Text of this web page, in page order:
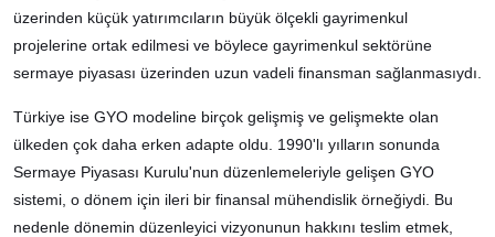
üzerinden küçük yatırımcıların büyük ölçekli gayrimenkul
projelerine ortak edilmesi ve böylece gayrimenkul sektörüne
sermaye piyasası üzerinden uzun vadeli finansman sağlanmasıydı.
Türkiye ise GYO modeline birçok gelişmiş ve gelişmekte olan
ülkeden çok daha erken adapte oldu. 1990'lı yılların sonunda
Sermaye Piyasası Kurulu'nun düzenlemeleriyle gelişen GYO
sistemi, o dönem için ileri bir finansal mühendislik örneğiydi. Bu
nedenle dönemin düzenleyici vizyonunun hakkını teslim etmek,